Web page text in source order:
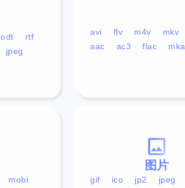
odt
rtf
jpeg
avi flv m4v mkv
aac
ac3 flac mka
图片
gif ico jp2 jpeg
mobi